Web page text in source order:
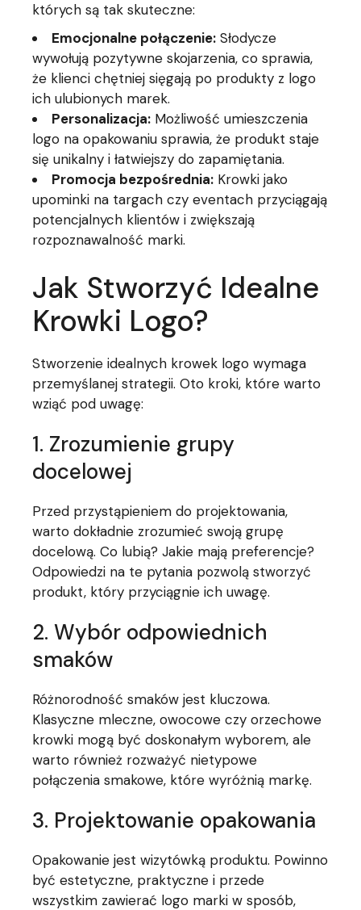
których są tak skuteczne:
Emocjonalne połączenie: Słodycze
wywołują pozytywne skojarzenia, co sprawia,
że klienci chętniej sięgają po produkty z logo
ich ulubionych marek.
Personalizacja: Możliwość umieszczenia
logo na opakowaniu sprawia, że produkt staje
się unikalny i łatwiejszy do zapamiętania.
Promocja bezpośrednia: Krowki jako
upominki na targach czy eventach przyciągają
potencjalnych klientów i zwiększają
rozpoznawalność marki.
Jak Stworzyć Idealne
Krowki Logo?
Stworzenie idealnych krowek logo wymaga
przemyślanej strategii. Oto kroki, które warto
wziąć pod uwagę:
1. Zrozumienie grupy
docelowej
Przed przystąpieniem do projektowania,
warto dokładnie zrozumieć swoją grupę
docelową. Co lubią? Jakie mają preferencje?
Odpowiedzi na te pytania pozwolą stworzyć
produkt, który przyciągnie ich uwagę.
2. Wybór odpowiednich
smaków
Różnorodność smaków jest kluczowa.
Klasyczne mleczne, owocowe czy orzechowe
krowki mogą być doskonałym wyborem, ale
warto również rozważyć nietypowe
połączenia smakowe, które wyróżnią markę.
3. Projektowanie opakowania
Opakowanie jest wizytówką produktu. Powinno
być estetyczne, praktyczne i przede
wszystkim zawierać logo marki w sposób,